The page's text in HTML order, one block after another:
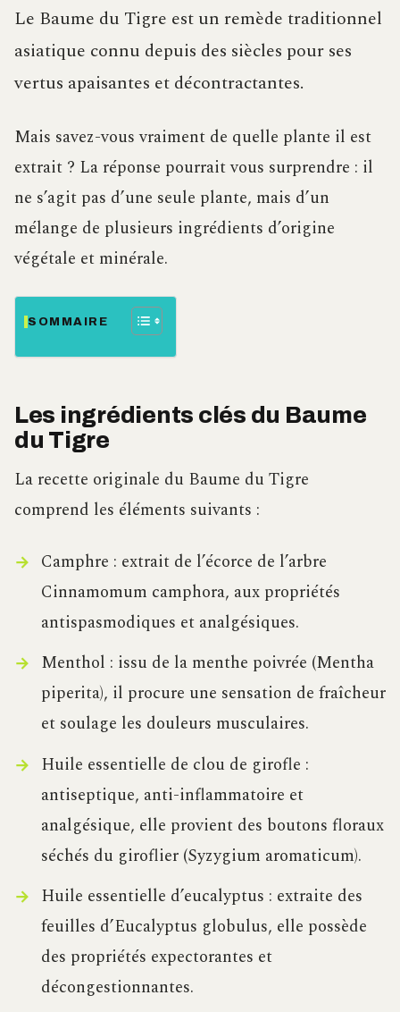
Le Baume du Tigre est un remède traditionnel
asiatique connu depuis des siècles pour ses
vertus apaisantes et décontractantes.
Mais savez-vous vraiment de quelle plante il est
extrait ? La réponse pourrait vous surprendre : il
ne s’agit pas d’une seule plante, mais d’un
mélange de plusieurs ingrédients d’origine
végétale et minérale.
SOMMAIRE
Les ingrédients clés du Baume
du Tigre
La recette originale du Baume du Tigre
comprend les éléments suivants :
Camphre : extrait de l’écorce de l’arbre
Cinnamomum camphora, aux propriétés
antispasmodiques et analgésiques.
Menthol : issu de la menthe poivrée (Mentha
piperita), il procure une sensation de fraîcheur
et soulage les douleurs musculaires.
Huile essentielle de clou de girofle :
antiseptique, anti-inflammatoire et
analgésique, elle provient des boutons floraux
séchés du giroflier (Syzygium aromaticum).
Huile essentielle d’eucalyptus : extraite des
feuilles d’Eucalyptus globulus, elle possède
des propriétés expectorantes et
décongestionnantes.